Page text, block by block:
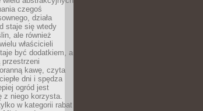
czegoś
działa
staje się wtedy
ale również
właścicieli
być dodatkiem, a
przestrzeni
kawę, czyta
dni i spędza
ogród jest
z niego korzysta.
w kategorii rabat